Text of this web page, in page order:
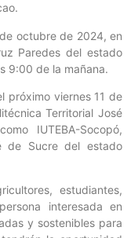
octubre de 2024, en
Paredes del estado
9:00 de la mañana.
próximo viernes 11 de
Territorial José
IUTEBA-Socopó,
de Sucre del estado
estudiantes,
interesada en
y sostenibles para